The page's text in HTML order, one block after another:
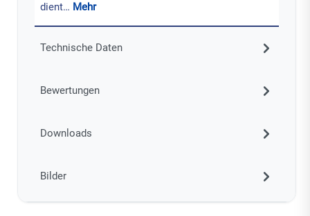
dient… Mehr
Technische Daten
Bewertungen
Downloads
Bilder